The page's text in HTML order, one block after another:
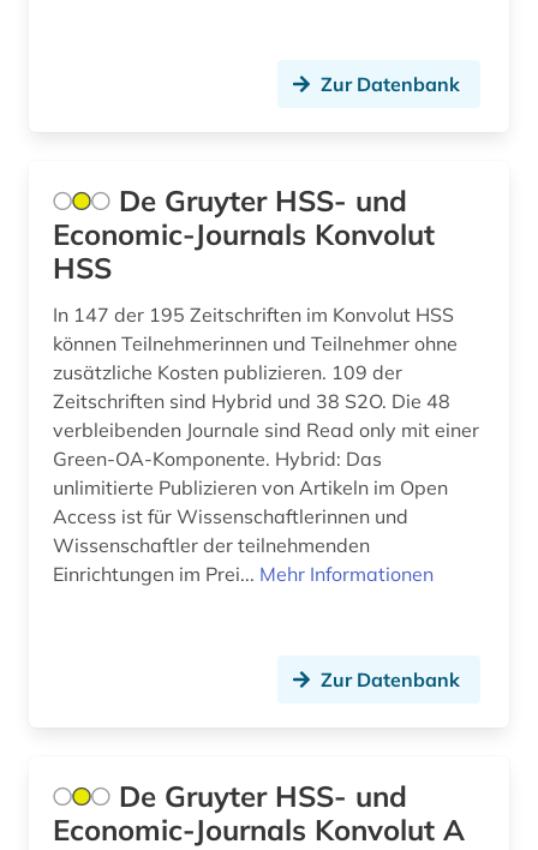
Zur Datenbank
De Gruyter HSS- und
Economic-Journals Konvolut
HSS
In 147 der 195 Zeitschriften im Konvolut HSS
können Teilnehmerinnen und Teilnehmer ohne
zusätzliche Kosten publizieren. 109 der
Zeitschriften sind Hybrid und 38 S2O. Die 48
verbleibenden Journale sind Read only mit einer
Green-OA-Komponente. Hybrid: Das
unlimitierte Publizieren von Artikeln im Open
Access ist für Wissenschaftlerinnen und
Wissenschaftler der teilnehmenden
Einrichtungen im Prei... Mehr Informationen
Zur Datenbank
De Gruyter HSS- und
Economic-Journals Konvolut A